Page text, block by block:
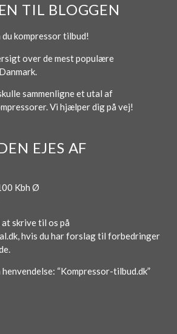
TIL BLOGGEN
du kompressor tilbud!
over de mest populære
sammenligne et utal af
Vi hjælper dig på vej!
EJES AF
Kbh Ø
skrive til os på
hvis du har forslag til forbedringer
“Kompressor-tilbud.dk”